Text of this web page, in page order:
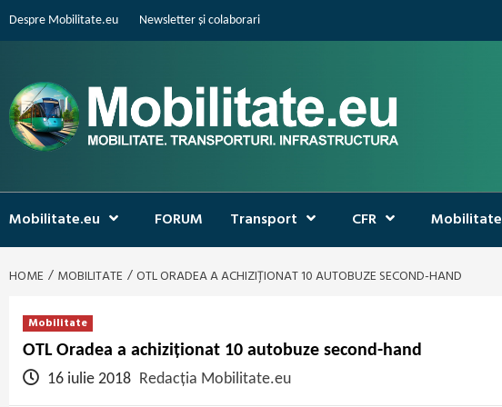
Despre Mobilitate.eu Newsletter și colaborari
Mobilitate.eu FORUM Transport CFR Mobilitate
HOME MOBILITATE OTL ORADEA A ACHIZIȚIONAT 10 AUTOBUZE SECOND-HAND
Mobilitate
OTL Oradea a achiziționat 10 autobuze second-hand
16 iulie 2018 Redacția Mobilitate.eu